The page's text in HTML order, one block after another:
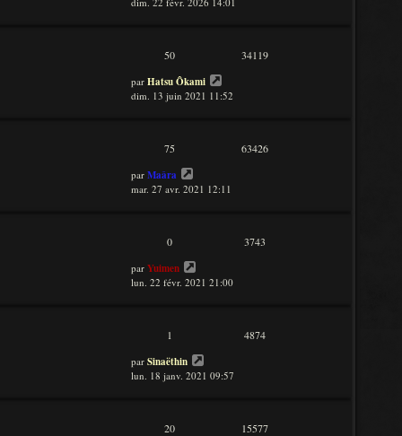
50 34119
par Hatsu Ôkami
dim. 13 juin 2021 11:52
75 63426
par Maâra
mar. 27 avr. 2021 12:11
0 3743
par Yuimen
lun. 22 févr. 2021 21:00
1 4874
par Sinaëthin
lun. 18 janv. 2021 09:57
20 15577